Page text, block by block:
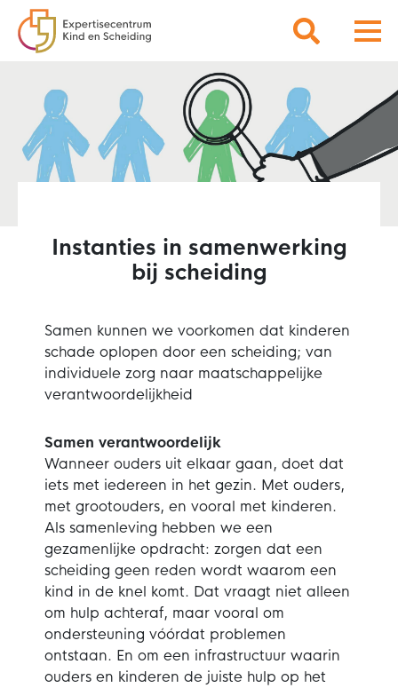
Instanties in samenwerking
bij scheiding
Samen kunnen we voorkomen dat kinderen
schade oplopen door een scheiding; van
individuele zorg naar maatschappelijke
verantwoordelijkheid
Samen verantwoordelijk
Wanneer ouders uit elkaar gaan, doet dat
iets met iedereen in het gezin. Met ouders,
met grootouders, en vooral met kinderen.
Als samenleving hebben we een
gezamenlijke opdracht: zorgen dat een
scheiding geen reden wordt waarom een
kind in de knel komt. Dat vraagt niet alleen
om hulp achteraf, maar vooral om
ondersteuning vóórdat problemen
ontstaan. En om een infrastructuur waarin
ouders en kinderen de juiste hulp op het